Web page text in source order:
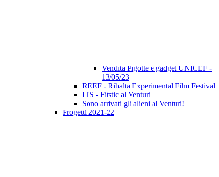
Vendita Pigotte e gadget UNICEF -
13/05/23
REEF - Ribalta Experimental Film Festival
ITS - Fitstic al Venturi
Sono arrivati gli alieni al Venturi!
Progetti 2021-22